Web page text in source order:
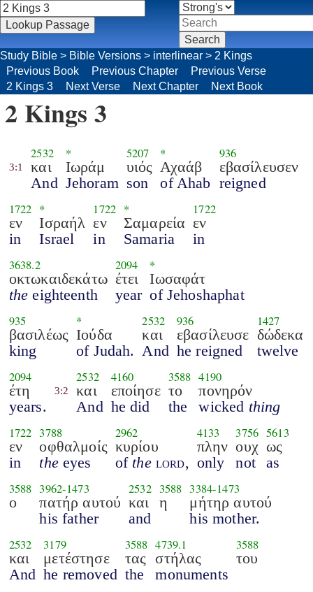
Study Bible > Bible Versions > interlinear > 2 Kings
Previous Book
Previous Chapter
Previous Verse
2 Kings 3
Next Verse Next Chapter Next Book
2 Kings 3
3:1
2532
και
And
*
Ιωράμ
Jehoram
5207
υιός
son
*
Αχαάβ
of Ahab
936
εβασίλευσεν
reigned
1722
εν
in
*
Ισραήλ
Israel
1722
εν
in
*
Σαμαρεία
Samaria
1722
εν
in
3638.2
οκτωκαιδεκάτω
the eighteenth
2094
έτει
year
*
Ιωσαφάτ
of Jehoshaphat
935
βασιλέως
king
*
Ιούδα
of Judah.
2532
και
And
936
εβασίλευσε
he reigned
1427
δώδεκα
twelve
2094
έτη
years.
3:2
2532
και
And
4160
εποίησε
he did
3588
το
the
4190
πονηρόν
wicked thing
1722
εν
in
3788
οφθαλμοίς
theeyes
2962
κυρίου
of the lord,
4133
πλην
only
3756
ουχ
not
5613
ως
as
3588
ο
3962-1473
πατήρ αυτού
his father
2532
και
and
3588
η
3384-1473
μήτηρ αυτού
his mother.
2532
και
And
3179
μετέστησε
he removed
3588
τας
the
4739.1
στήλας
monuments
3588
του